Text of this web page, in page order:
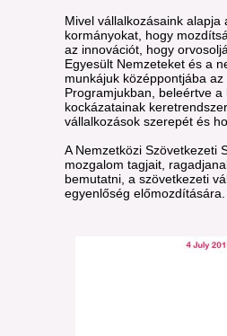
Mivel vállalkozásaink
kormányokat, hogy
az innovációt, hogy
Egyesült Nemzeteket és a
munkájuk középpontjába
Programjukban, beleértve
kockázatainak
vállalkozások szerepét és
A Nemzetközi Szövetkezeti
mozgalom tagjait,
bemutatni, a szövetkezeti
egyenlőség előmozdítására.